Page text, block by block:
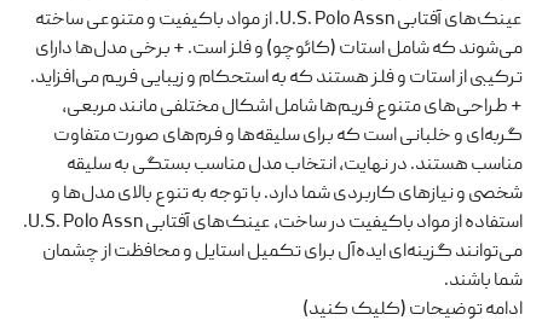
عینک‌های آفتابی U.S. Polo Assn. از مواد باکیفیت و متنوعی ساخته
می‌شوند که شامل استات (کائوچو) و فلز است. + برخی مدل‌ها دارای
ترکیبی از استات و فلز هستند که به استحکام و زیبایی فریم می‌افزاید.
+ طراحی‌های متنوع فریم‌ها شامل اشکال مختلفی مانند مربعی،
گربه‌ای و خلبانی است که برای سلیقه‌ها و فرم‌های صورت متفاوت
مناسب هستند. در نهایت، انتخاب مدل مناسب بستگی به سلیقه
شخصی و نیازهای کاربردی شما دارد. با توجه به تنوع بالای مدل‌ها و
استفاده از مواد باکیفیت در ساخت، عینک‌های آفتابی U.S. Polo Assn.
می‌توانند گزینه‌ای ایده‌آل برای تکمیل استایل و محافظت از چشمان
شما باشند.
ادامه توضیحات (کلیک کنید)